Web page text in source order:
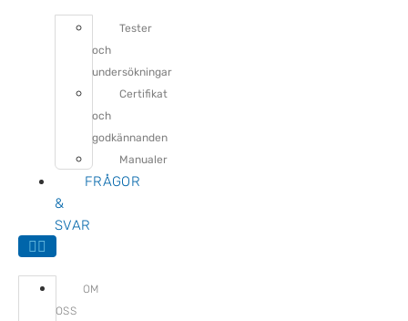
Tester
och
undersökningar
Certifikat
och
godkännanden
Manualer
FRÅGOR
&
SVAR
OM
OSS